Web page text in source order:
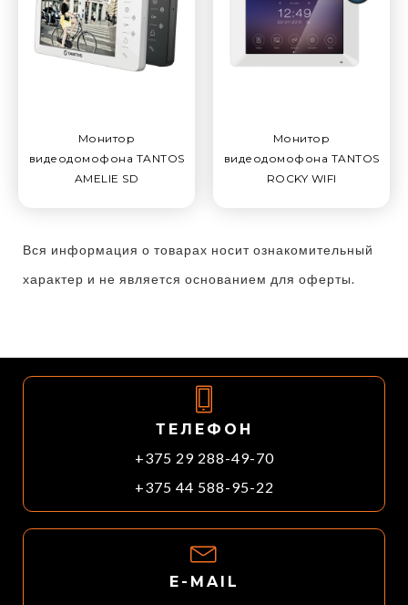
Монитор
видеодомофона TANTOS
AMELIE SD
Монитор
видеодомофона TANTOS
ROCKY WIFI
Вся информация о товарах носит ознакомительный
характер и не является основанием для оферты.
ТЕЛЕФОН
+375 29 288-49-70
+375 44 588-95-22
E-MAIL